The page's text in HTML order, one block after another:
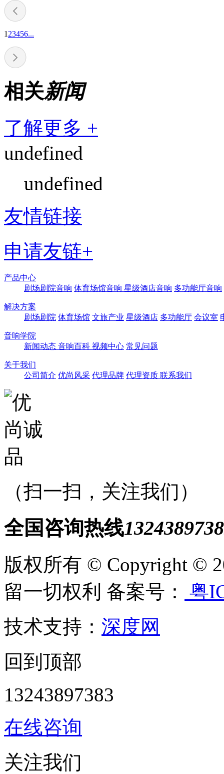
1 23456...
相关新闻
了解更多 +
undefined
undefined
友情链接
申请友链+
产品中心
剧场剧院音响 体育场馆音响 星级酒店音响 多功能厅音响
解决方案
剧场剧院 体育场馆 文旅产业 星级酒店 多功能厅 会议室
音响学院
新闻动态 音响百科 视频中心 常见问题
关于我们
公司简介 优尚风采 代理品牌 代理资质 联系我们
（扫一扫，关注我们）
全国咨询热线
版权所有 © Copyright ©
留一切权利 备案号：
粤
技术支持： 深度网
回到顶部
13243897383
在线咨询
关注我们